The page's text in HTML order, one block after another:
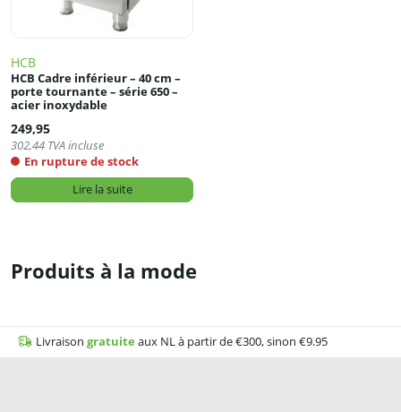
HCB
HCB Cadre inférieur – 40 cm –
porte tournante – série 650 –
acier inoxydable
249,95
302,44 TVA incluse
En rupture de stock
Lire la suite
Produits à la mode
Livraison gratuite aux NL à partir de €300, sinon €9.95